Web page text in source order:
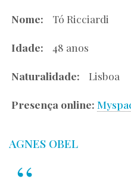
Nome: Tó Ricciardi
Idade: 48 anos
Naturalidade: Lisboa
Presença online:
AGNES OBEL